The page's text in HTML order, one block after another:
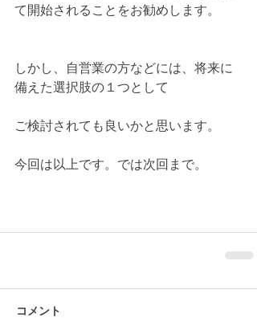
て開始されることをお勧めします。
しかし、自営業の方などには、将来に
備えた選択肢の１つとして
ご検討されても良いかと思います。
今回は以上です。では次回まで。
コメント